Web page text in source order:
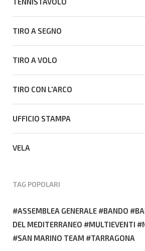
TIRO A SEGNO
TIRO A VOLO
TIRO CON L'ARCO
UFFICIO STAMPA
VELA
TAG POPOLARI
ASSEMBLEA GENERALE BANDO
DEL MEDITERRANEO
MULTIEVENTI
SAN MARINO TEAM
TARRAGONA